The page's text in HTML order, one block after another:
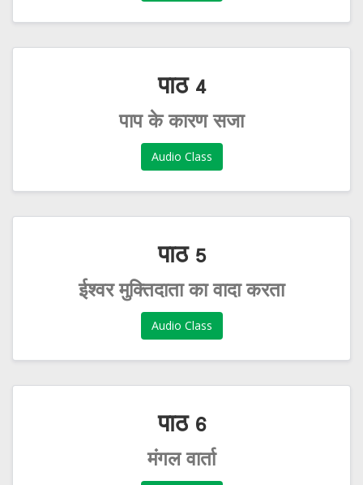
पाठ 4
पाप के कारण सजा
Audio Class
पाठ 5
ईश्वर मुक्तिदाता का वादा करता
Audio Class
पाठ 6
मंगल वार्ता